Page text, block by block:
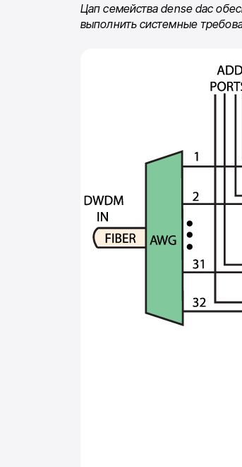
Цап семейства dense dac
выполнить системные